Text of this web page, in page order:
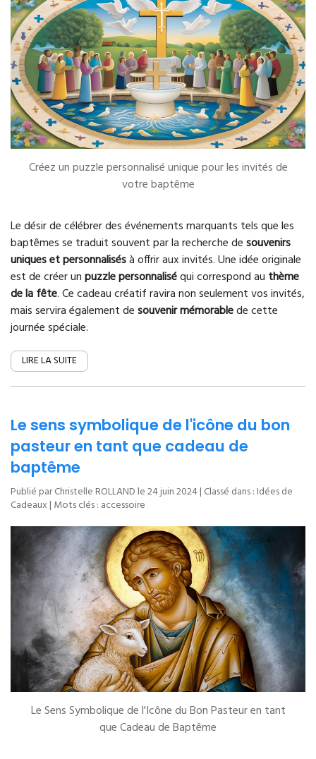
Créez un puzzle personnalisé unique pour les invités de
votre baptême
Le désir de célébrer des événements marquants tels que les
baptêmes se traduit souvent par la recherche desouvenirs
uniques et personnalisésà offrir aux invités. Une idée originale
est de créer unpuzzle personnaliséqui correspond au thème
de la fête. Ce cadeau créatif ravira non seulement vos invités,
mais servira également desouvenir mémorablede cette
journée spéciale.
LIRE LA SUITE
Le sens symbolique de l'icône du bon
pasteur en tant que cadeau de
baptême
Publié par Christelle ROLLAND le24 juin 2024| Classé dans : Idées de
Cadeaux | Mots clés : accessoire
Le Sens Symbolique de l'Icône du Bon Pasteur en tant
que Cadeau de Baptême